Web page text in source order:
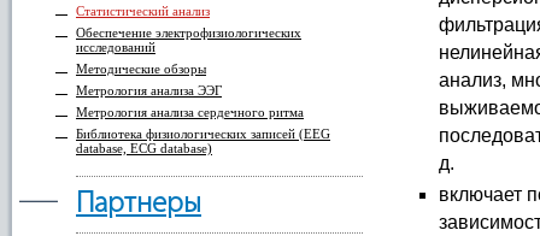
Статистический анализ
Обеспечение электрофизиологических
исследований
Методические обзоры
Метрология анализа ЭЭГ
Метрология анализа сердечного ритма
Библиотека физиологических записей (EEG
database, ECG database)
— Партнеры
анализ,
д.
включает